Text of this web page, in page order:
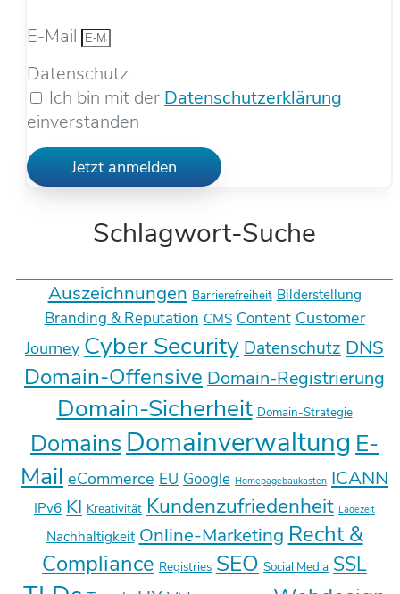
E-Mail
Datenschutz
Ich bin mit der Datenschutzerklärung
einverstanden
Jetzt anmelden
Schlagwort-Suche
Auszeichnungen Barrierefreiheit Bilderstellung
Branding & Reputation CMS Content Customer
Journey Cyber Security Datenschutz DNS
Domain-Offensive Domain-Registrierung
Domain-Sicherheit Domain-Strategie
Domains Domainverwaltung E-
Mail eCommerce EU Google Homepagebaukasten ICANN
IPv6 KI Kreativität Kundenzufriedenheit Ladezeit
Nachhaltigkeit Online-Marketing Recht &
Compliance Registries SEO Social Media SSL